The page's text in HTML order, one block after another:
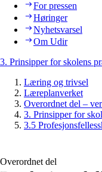
For pressen
Høringer
Nyhetsvarsel
Om Udir
3. Prinsipper for skolens
Læring og trivsel
Læreplanverket
Overordnet del –
3. Prinsipper for
3.5
Overordnet del